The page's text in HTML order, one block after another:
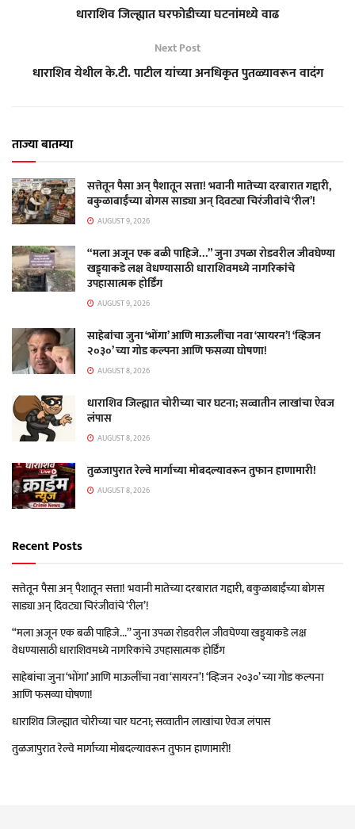
धाराशिव जिल्ह्यात घरफोडीच्या घटनांमध्ये वाढ
Next Post
धाराशिव येथील के.टी. पाटील यांच्या अनधिकृत पुतळ्यावरून वादंग
ताज्या बातम्या
सत्तेतून पैसा अन् पैशातून सत्ता! भवानी मातेच्या दरबारात गद्दारी,
बकुळाबाईंच्या बोगस साड्या अन् दिवट्या चिरंजीवांचे ‘रील’!
AUGUST 9, 2026
“मला अजून एक बळी पाहिजे…” जुना उपळा रोडवरील जीवघेण्या
खड्ड्याकडे लक्ष वेधण्यासाठी धाराशिवमध्ये नागरिकांचे
उपहासात्मक होर्डिंग
AUGUST 9, 2026
साहेबांचा जुना ‘भोंगा’ आणि माऊलींचा नवा ‘सायरन’! ‘व्हिजन
२०३०’ च्या गोड कल्पना आणि फसव्या घोषणा!
AUGUST 8, 2026
धाराशिव जिल्ह्यात चोरीच्या चार घटना; सव्वातीन लाखांचा ऐवज
लंपास
AUGUST 8, 2026
तुळजापुरात रेल्वे मार्गाच्या मोबदल्यावरून तुफान हाणामारी!
AUGUST 8, 2026
Recent Posts
सत्तेतून पैसा अन् पैशातून सत्ता! भवानी मातेच्या दरबारात गद्दारी, बकुळाबाईंच्या बोगस
साड्या अन् दिवट्या चिरंजीवांचे ‘रील’!
“मला अजून एक बळी पाहिजे…” जुना उपळा रोडवरील जीवघेण्या खड्ड्याकडे लक्ष
वेधण्यासाठी धाराशिवमध्ये नागरिकांचे उपहासात्मक होर्डिंग
साहेबांचा जुना ‘भोंगा’ आणि माऊलींचा नवा ‘सायरन’! ‘व्हिजन २०३०’ च्या गोड कल्पना
आणि फसव्या घोषणा!
धाराशिव जिल्ह्यात चोरीच्या चार घटना; सव्वातीन लाखांचा ऐवज लंपास
तुळजापुरात रेल्वे मार्गाच्या मोबदल्यावरून तुफान हाणामारी!